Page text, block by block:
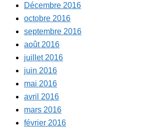
Décembre 2016
octobre 2016
septembre 2016
août 2016
juillet 2016
juin 2016
mai 2016
avril 2016
mars 2016
février 2016